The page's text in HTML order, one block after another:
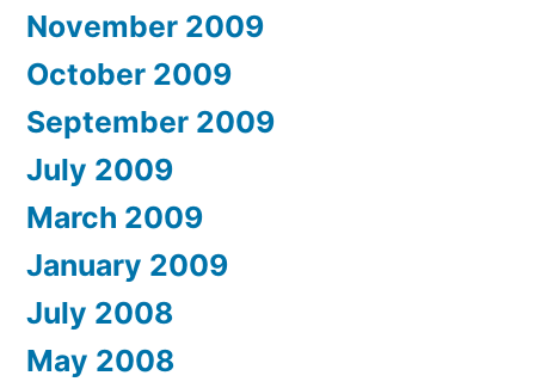
November 2009
October 2009
September 2009
July 2009
March 2009
January 2009
July 2008
May 2008